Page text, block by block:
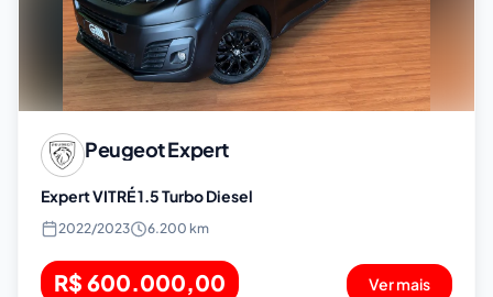
PeugeotExpert
Expert VITRÉ 1.5 Turbo Diesel
2022/2023 6.200 km
R$ 600.000,00 Ver mais